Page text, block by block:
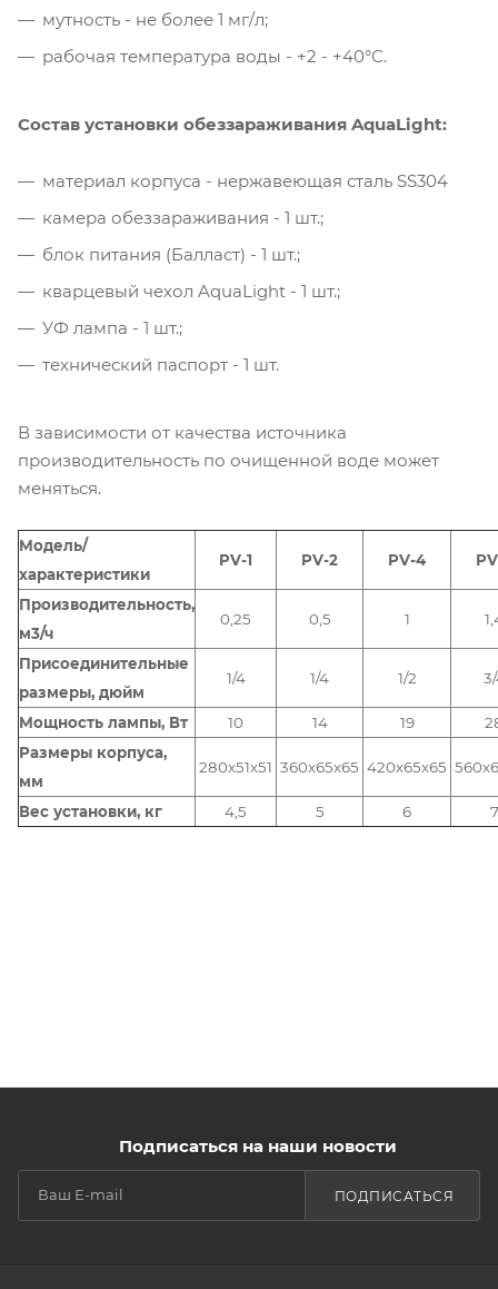
мутность - не более 1 мг/л;
рабочая температура воды - +2 - +40°С.
Состав установки обеззараживания AquaLight:
материал корпуса - нержавеющая сталь SS304
камера обеззараживания - 1 шт.;
блок питания (Балласт) - 1 шт.;
кварцевый чехол AquaLight - 1 шт.;
УФ лампа - 1 шт.;
технический паспорт - 1 шт.
В зависимости от качества источника
производительность по очищенной воде может
меняться.
Модель/
характеристики
PV-1 PV-2 PV-4
Производительность,
м3/ч
0,25 0,5 1
Присоединительные
размеры, дюйм
1/4 1/4 1/2
Мощность лампы, Вт 10 14 19
Размеры корпуса,
мм
280х51х51 360х65х65 420х65х65
Вес установки, кг 4,5 5 6 7
Подписаться на наши новости
ПОДПИСАТЬСЯ